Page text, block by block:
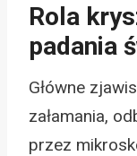
Rola
padania
Główne
załamania,
przez